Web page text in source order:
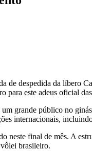
de despedida da líbero
para este adeus oficial
grande público no
internacionais,
final de mês. A
brasileiro.